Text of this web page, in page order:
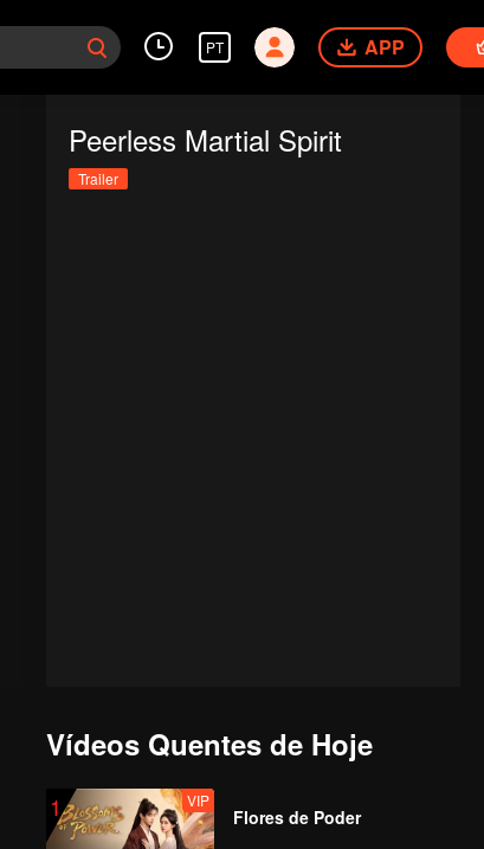
PT APP
Peerless Martial Spirit
Trailer
Vídeos Quentes de Hoje
1 VIP
Flores de Poder